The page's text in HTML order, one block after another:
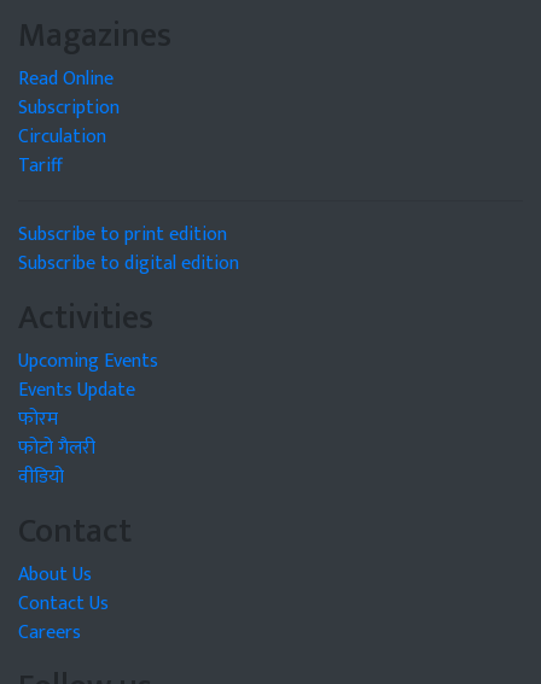
Magazines
Read Online
Subscription
Circulation
Tariff
Subscribe to print edition
Subscribe to digital edition
Activities
Upcoming Events
Events Update
फोरम
फोटो गैलरी
वीडियो
Contact
About Us
Contact Us
Careers